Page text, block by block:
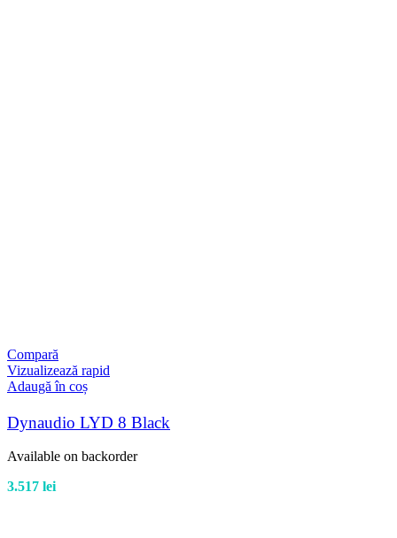
Compară
Vizualizează rapid
Adaugă în coș
Dynaudio LYD 8 Black
Available on backorder
3.517 lei